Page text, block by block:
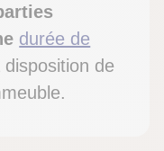
durée de
de